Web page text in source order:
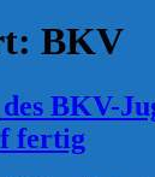
BKV
BKV-
fertig